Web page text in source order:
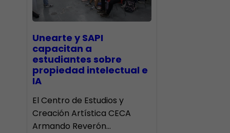
Unearte y SAPI
capacitan a
estudiantes sobre
propiedad intelectual e
IA
El Centro de Estudios y
Creación Artística CECA
Armando Reverón…